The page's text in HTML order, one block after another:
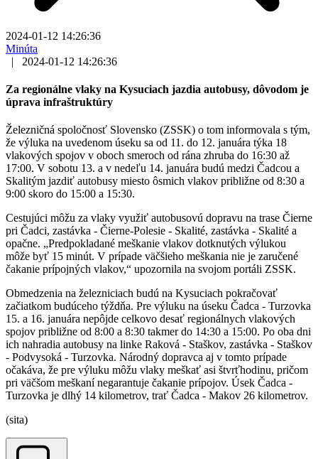
2024-01-12 14:26:36
Minúta
|
2024-01-12 14:26:36
Za regionálne vlaky na Kysuciach jazdia autobusy, dôvodom je
úprava infraštruktúry
Železničná spoločnosť Slovensko (ZSSK) o tom informovala s tým,
že výluka na uvedenom úseku sa od 11. do 12. januára týka 18
vlakových spojov v oboch smeroch od rána zhruba do 16:30 až
17:00. V sobotu 13. a v nedeľu 14. januára budú medzi Čadcou a
Skalitým jazdiť autobusy miesto ôsmich vlakov približne od 8:30 a
9:00 skoro do 15:00 a 15:30.
Cestujúci môžu za vlaky využiť autobusovú dopravu na trase Čierne
pri Čadci, zastávka - Čierne-Polesie - Skalité, zastávka - Skalité a
opačne. „Predpokladané meškanie vlakov dotknutých výlukou
môže byť 15 minút. V prípade väčšieho meškania nie je zaručené
čakanie prípojných vlakov,“ upozornila na svojom portáli ZSSK.
Obmedzenia na železniciach budú na Kysuciach pokračovať
začiatkom budúceho týždňa. Pre výluku na úseku Čadca - Turzovka
15. a 16. januára nepôjde celkovo desať regionálnych vlakových
spojov približne od 8:00 a 8:30 takmer do 14:30 a 15:00. Po oba dni
ich nahradia autobusy na linke Raková - Staškov, zastávka - Staškov
- Podvysoká - Turzovka. Národný dopravca aj v tomto prípade
očakáva, že pre výluku môžu vlaky meškať asi štvrťhodinu, pričom
pri väčšom meškaní negarantuje čakanie prípojov. Úsek Čadca -
Turzovka je dlhý 14 kilometrov, trať Čadca - Makov 26 kilometrov.
(sita)